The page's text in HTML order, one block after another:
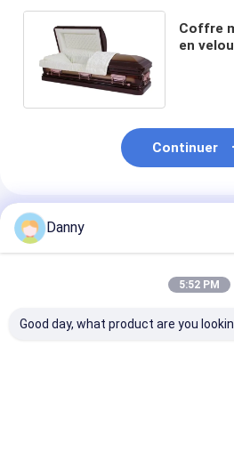
Coffre
en
Continuer
Produits Recommandés
Danny
5:52 PM
Good day, what product are you